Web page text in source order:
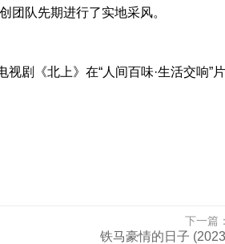
团队先期进行了实地采风。
剧《北上》在“人间百味·生活交响”片
下一篇：
铁马豪情的日子